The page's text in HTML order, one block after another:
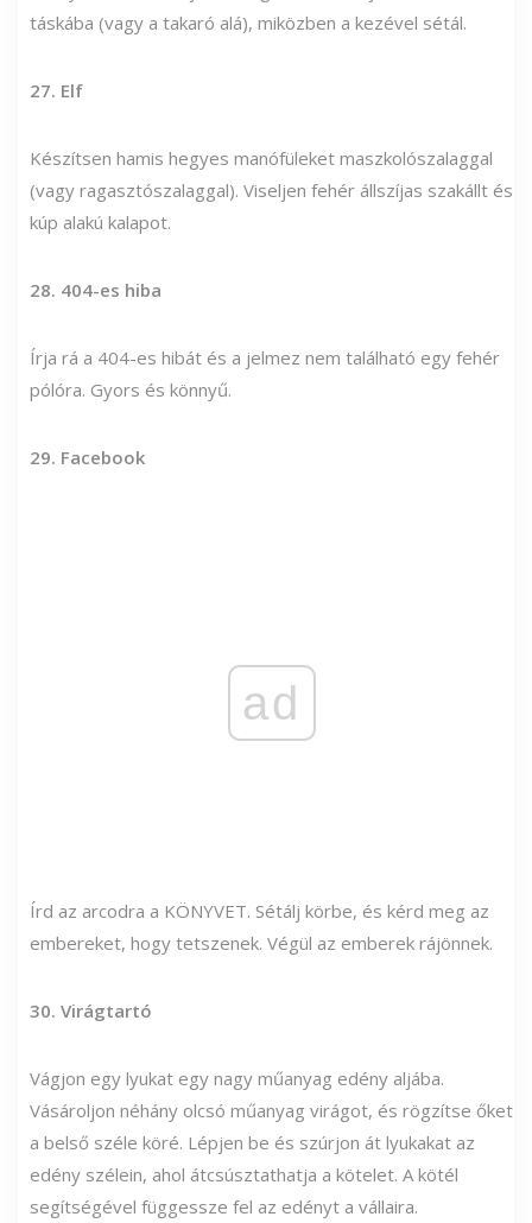
táskába (vagy a takaró alá), miközben a kezével sétál.
27. Elf
Készítsen hamis hegyes manófüleket maszkolószalaggal
(vagy ragasztószalaggal). Viseljen fehér állszíjas szakállt és
kúp alakú kalapot.
28. 404-es hiba
Írja rá a 404-es hibát és a jelmez nem található egy fehér
pólóra. Gyors és könnyű.
29. Facebook
ad
Írd az arcodra a KÖNYVET. Sétálj körbe, és kérd meg az
embereket, hogy tetszenek. Végül az emberek rájönnek.
30. Virágtartó
Vágjon egy lyukat egy nagy műanyag edény aljába.
Vásároljon néhány olcsó műanyag virágot, és rögzítse őket
a belső széle köré. Lépjen be és szúrjon át lyukakat az
edény szélein, ahol átcsúsztathatja a kötelet. A kötél
segítségével függessze fel az edényt a vállaira.